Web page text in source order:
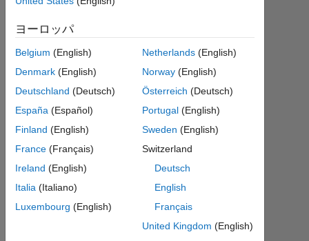
14
回
答
3 月
14
に更
19
ビ
ュ
ヨーロッパ
Belgium (English)
Denmark (English)
Deutschland (Deutsch)
España (Español)
Finland (English)
France (Français)
Ireland (English)
Italia (Italiano)
Luxembourg (English)
Netherlands (English)
Norway (English)
Österreich (Deutsch)
Portugal (English)
Sweden (English)
Switzerland
Deutsch
English
Français
United Kingdom (English)